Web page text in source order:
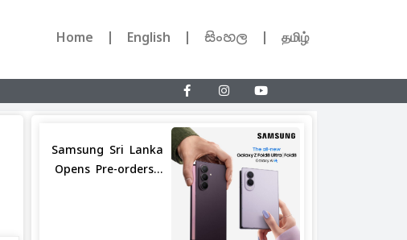
Home English සිංහල தமிழ்
Samsung Sri Lanka
Opens Pre-orders...